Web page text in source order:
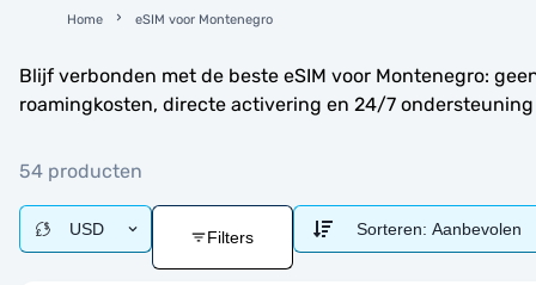
Home eSIM voor Montenegro
Blijf verbonden met de beste eSIM voor Montenegro:
roamingkosten, directe activering en 24/7 ondersteuning
54 producten
USD Filters Sorteren: Aanbevolen